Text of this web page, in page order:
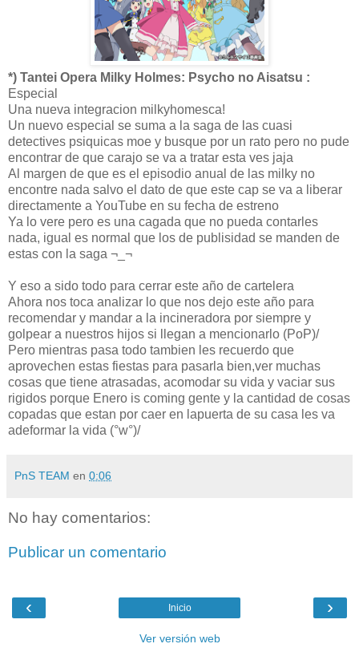
*) Tantei Opera Milky Holmes: Psycho no Aisatsu :
Especial
Una nueva integracion milkyhomesca!
Un nuevo especial se suma a la saga de las cuasi
detectives psiquicas moe y busque por un rato pero no pude
encontrar de que carajo se va a tratar esta ves jaja
Al margen de que es el episodio anual de las milky no
encontre nada salvo el dato de que este cap se va a liberar
directamente a YouTube en su fecha de estreno
Ya lo vere pero es una cagada que no pueda contarles
nada, igual es normal que los de publisidad se manden de
estas con la saga ¬_¬
Y eso a sido todo para cerrar este año de cartelera
Ahora nos toca analizar lo que nos dejo este año para
recomendar y mandar a la incineradora por siempre y
golpear a nuestros hijos si llegan a mencionarlo (PoP)/
Pero mientras pasa todo tambien les recuerdo que
aprovechen estas fiestas para pasarla bien,ver muchas
cosas que tiene atrasadas, acomodar su vida y vaciar sus
rigidos porque Enero is coming gente y la cantidad de cosas
copadas que estan por caer en lapuerta de su casa les va
adeformar la vida (°w°)/
PnS TEAM en 0:06
No hay comentarios:
Publicar un comentario
‹ ›
Inicio
Ver versión web